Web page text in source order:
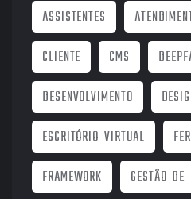
ASSISTENTES
CLIENTE
CMS
DESENVOLVIMENTO
ESCRITÓRIO VIRTUAL
FRAMEWORK
GESTÃO DE